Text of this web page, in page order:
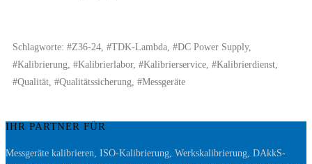
Schlagworte: #Z36-24, #TDK-Lambda, #DC Power Supply,
#Kalibrierung, #Kalibrierlabor, #Kalibrierservice, #Kalibrierdienst,
#Qualität, #Qualitätssicherung, #Messgeräte
IHR PARTNER FÜR
Messgeräte kalibrieren, ISO-Kalibrierung, Werkskalibrierung, DAkkS-